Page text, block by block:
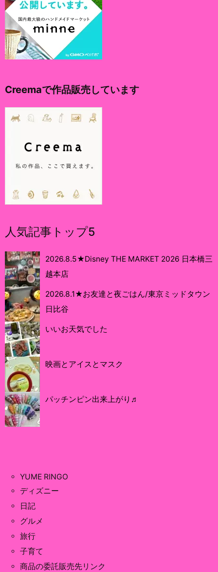
Creemaで作品販売しています
人気記事トップ5
2026.8.5★Disney THE MARKET 2026 日本橋三
越本店
2026.8.1★お友達と夜ごはん/東京ミッドタウン
日比谷
いいお天気でした
映画とアイスとマスク
パッチンピン出来上がり♬
YUME RINGO
ディズニー
日記
グルメ
旅行
子育て
商品の委託販売先リンク